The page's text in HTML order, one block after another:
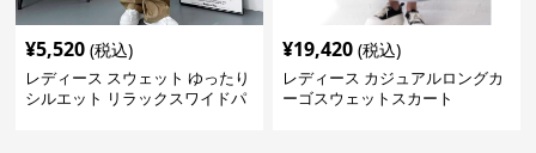
¥5,520 (税込)
レディース スウェット ゆったり
シルエット リラックスワイドパ
¥19,420 (税込)
レディース カジュアルロングカ
ーゴスウェットスカート